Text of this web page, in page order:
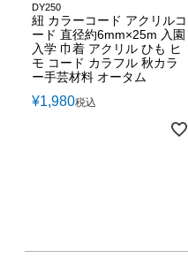
DY250
紐 カラーコード アクリルコ
ード 直径約6mm×25m 入園
入学 巾着 アクリル ひも ヒ
モ コード カラフル 秋カラ
ー手芸材料 オータム
¥1,980税込